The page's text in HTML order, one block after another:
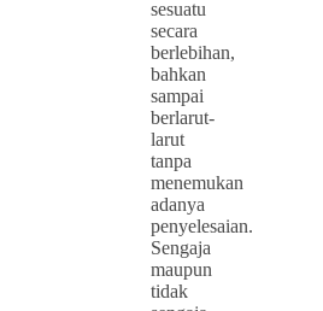
sesuatu
secara
berlebihan,
bahkan
sampai
berlarut-
larut
tanpa
menemukan
adanya
penyelesaian.
Sengaja
maupun
tidak